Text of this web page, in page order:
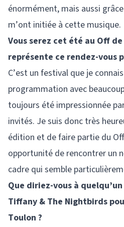
énormément, mais aussi
m’ont initiée à cette musique.
Vous serez cet été au Off
représente ce rendez-vous
C’est un festival que je
programmation avec
toujours été impressionnée
invités. Je suis donc très
édition et de faire partie du
opportunité de rencontrer un
cadre qui semble
Que diriez-vous à
Tiffany & The Nightbirds
Toulon ?